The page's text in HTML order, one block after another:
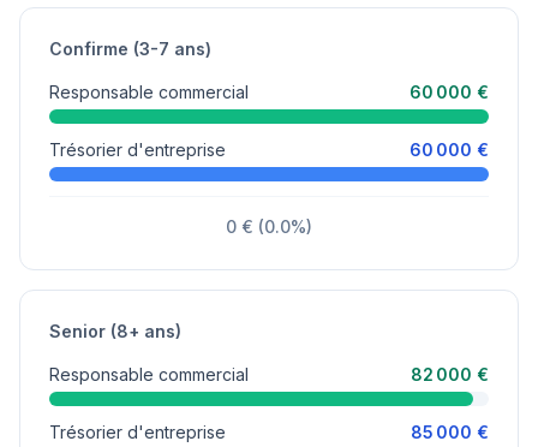
Confirme (3-7 ans)
Responsable commercial 60 000 €
Trésorier d'entreprise 60 000 €
0 € (0.0%)
Senior (8+ ans)
Responsable commercial 82 000 €
Trésorier d'entreprise 85 000 €